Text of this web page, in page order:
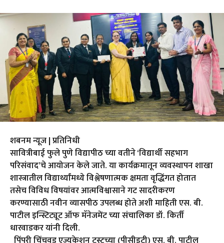
शबनम न्यूज | प्रतिनिधी
सावित्रीबाई फुले पुणे विद्यापीठ च्या वतीने ‘विद्यार्थी सहभाग
परिसंवाद’चे आयोजन केले जाते. या कार्यक्रमातून व्यवस्थापन शाखा
शास्त्रातील विद्यार्थ्यांमध्ये विश्लेषणात्मक क्षमता वृद्धिंगत होतात
तसेच विविध विषयांवर आत्मविश्वासाने गट सादरीकरण
करण्यासाठी नवीन व्यासपीठ उपलब्ध होते अशी माहिती एस. बी.
पाटील इन्स्टिट्यूट ऑफ मॅनेजमेंट च्या संचालिका डॉ. किर्ती
धारवाडकर यांनी दिली.